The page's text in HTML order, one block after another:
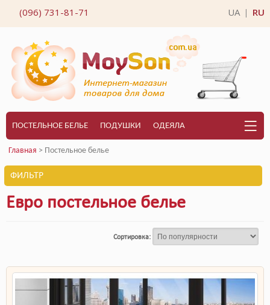
(096) 731-81-71 UA RU
ПОСТЕЛЬНОЕ БЕЛЬЕ ПОДУШКИ ОДЕЯЛА
Главная > Постельное белье
ФИЛЬТР
Евро постельное белье
Сортировка: